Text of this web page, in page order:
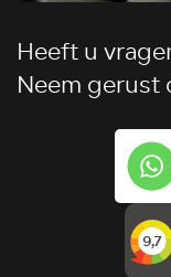
Heeft u
Neem gerust